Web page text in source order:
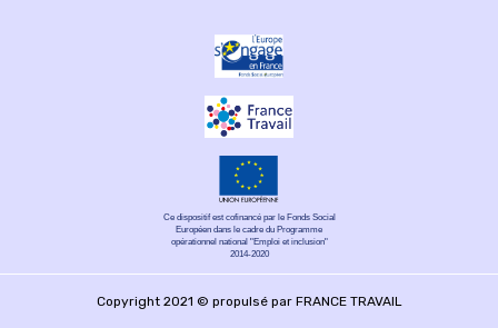
Ce dispositif est cofinancé par le Fonds Social
Européen dans le cadre du Programme
opérationnel national "Emploi et inclusion"
2014-2020
Copyright 2021 © propulsé par FRANCE TRAVAIL